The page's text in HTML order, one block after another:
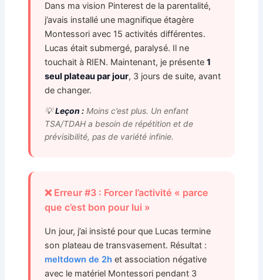
Dans ma vision Pinterest de la parentalité,
j’avais installé une magnifique étagère
Montessori avec 15 activités différentes.
Lucas était submergé, paralysé. Il ne
touchait à RIEN. Maintenant, je présente 1
seul plateau par jour, 3 jours de suite, avant
de changer.
💡Leçon :Moins c’est plus. Un enfant
TSA/TDAH a besoin de répétition et de
prévisibilité, pas de variété infinie.
❌ Erreur #3 : Forcer l’activité « parce
que c’est bon pour lui »
Un jour, j’ai insisté pour que Lucas termine
son plateau de transvasement. Résultat :
meltdown de 2h et association négative
avec le matériel Montessori pendant 3